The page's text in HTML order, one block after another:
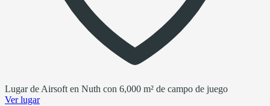
Lugar de Airsoft en Nuth con 6,000 m² de campo de juego
Ver lugar